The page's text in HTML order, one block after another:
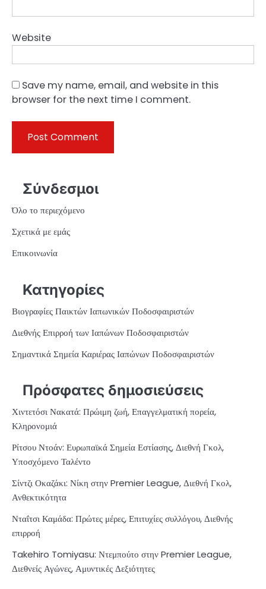
Website
Save my name, email, and website in this
browser for the next time I comment.
Σύνδεσμοι
Όλο το περιεχόμενο
Σχετικά με εμάς
Επικοινωνία
Κατηγορίες
Βιογραφίες Παικτών Ιαπωνικών Ποδοσφαιριστών
Διεθνής Επιρροή των Ιαπώνων Ποδοσφαιριστών
Σημαντικά Σημεία Καριέρας Ιαπώνων Ποδοσφαιριστών
Πρόσφατες δημοσιεύσεις
Χιντετόσι Νακατά: Πρώιμη ζωή, Επαγγελματική πορεία,
Κληρονομιά
Ρίτσου Ντοάν: Ευρωπαϊκά Σημεία Εστίασης, Διεθνή Γκολ,
Υποσχόμενο Ταλέντο
Σίντζι Οκαζάκι: Νίκη στην Premier League, Διεθνή Γκολ,
Ανθεκτικότητα
Νταΐτσι Καμάδα: Πρώτες μέρες, Επιτυχίες συλλόγου, Διεθνής
επιρροή
Takehiro Tomiyasu: Ντεμπούτο στην Premier League,
Διεθνείς Αγώνες, Αμυντικές Δεξιότητες